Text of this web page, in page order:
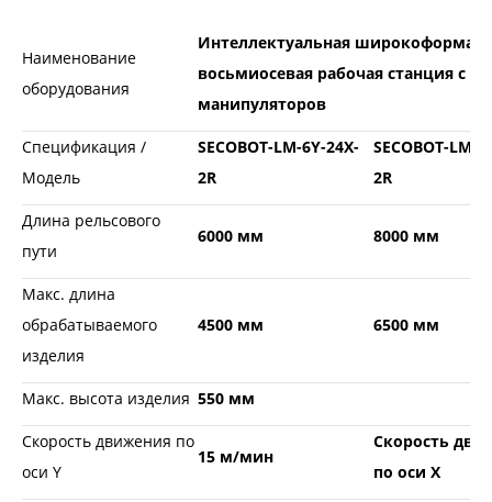
Наименование
оборудования
Интеллектуальная
восьмиосевая рабочая станция с
манипуляторов
Спецификация /
Модель
SECOBOT-LM-6Y-24X-
2R
SECOBOT-LM-
2R
Длина рельсового
пути
6000 мм 8000 мм
Макс. длина
обрабатываемого
изделия
4500 мм 6500 мм
Макс. высота изделия 550 мм
Скорость движения по
оси Y
15 м/мин
Скорость
по оси Х